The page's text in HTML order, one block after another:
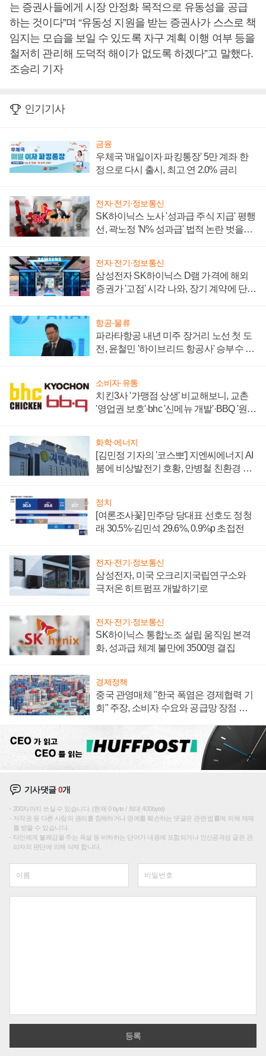
는 증권사들에게 시장 안정화 목적으로 유동성을 공급
하는 것이다”며 “유동성 지원을 받는 증권사가 스스로 책
임지는 모습을 보일 수 있도록 자구 계획 이행 여부 등을
철저히 관리해 도덕적 해이가 없도록 하겠다”고 말했다.
조승리 기자
인기기사
금융
우체국 '매일이자 파킹통장' 5만 계좌 한
정으로 다시 출시, 최고 연 2.0% 금리
전자·전기·정보통신
SK하이닉스 노사 '성과급 주식 지급' 평행
선, 곽노정 'N% 성과급' 법적 논란 벗을지
전자·전기·정보통신
삼성전자 SK하이닉스 D램 가격에 해외
증권가 '고점' 시각 나와, 장기 계약에 단점
항공·물류
파라타항공 내년 미주 장거리 노선 첫 도
전, 윤철민 '하이브리드 항공사' 승부수 통
소비자·유통
치킨3사 '가맹점 상생' 비교해보니, 교촌
'영업권 보호'·bhc '신메뉴 개발'·BBQ '원가
화학·에너지
[김민정 기자의 '코스뽀'] 지엔씨에너지 AI
붐에 비상발전기 호황, 안병철 친환경 에
정치
[여론조사꽃] 민주당 당대표 선호도 정청
래 30.5%·김민석 29.6%, 0.9%p 초접전
전자·전기·정보통신
삼성전자, 미국 오크리지국립연구소와
극저온 히트펌프 개발하기로
전자·전기·정보통신
SK하이닉스 통합노조 설립 움직임 본격
화, 성과급 체계 불만에 3500명 결집
경제정책
중국 관영매체 "한국 폭염은 경제협력 기
회" 주장, 소비자 수요와 공급망 장점 강
기사댓글0개
200자까지 쓰실 수 있습니다. (현재 0 byte / 최대 400byte)
저작권 등 다른 사람의 권리를 침해하거나 명예를 훼손하는 댓글은 관련 법률에 의해 제재
를 받을 수 있습니다.
타인에게 불쾌감을 주는 욕설 등 비하하는 단어가 내용에 포함되거나 인신공격성 글은 관
리자의 판단에 의해 삭제 합니다.